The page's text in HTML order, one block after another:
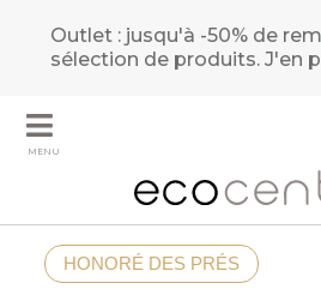
Outlet : jusqu'à -50% de
sélection de produits.J'en
MENU
HONORÉ DES PRÉS